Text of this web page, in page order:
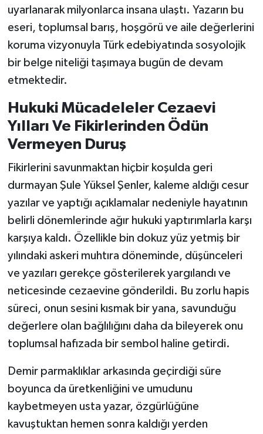
uyarlanarak milyonlarca insana ulaştı. Yazarın bu
eseri, toplumsal barış, hoşgörü ve aile değerlerini
koruma vizyonuyla Türk edebiyatında sosyolojik
bir belge niteliği taşımaya bugün de devam
etmektedir.
Hukuki Mücadeleler Cezaevi
Yılları Ve Fikirlerinden Ödün
Vermeyen Duruş
Fikirlerini savunmaktan hiçbir koşulda geri
durmayan Şule Yüksel Şenler, kaleme aldığı cesur
yazılar ve yaptığı açıklamalar nedeniyle hayatının
belirli dönemlerinde ağır hukuki yaptırımlarla karşı
karşıya kaldı. Özellikle bin dokuz yüz yetmiş bir
yılındaki askeri muhtıra döneminde, düşünceleri
ve yazıları gerekçe gösterilerek yargılandı ve
neticesinde cezaevine gönderildi. Bu zorlu hapis
süreci, onun sesini kısmak bir yana, savunduğu
değerlere olan bağlılığını daha da bileyerek onu
toplumsal hafızada bir sembol haline getirdi.
Demir parmaklıklar arkasında geçirdiği süre
boyunca da üretkenliğini ve umudunu
kaybetmeyen usta yazar, özgürlüğüne
kavuştuktan hemen sonra kaldığı yerden